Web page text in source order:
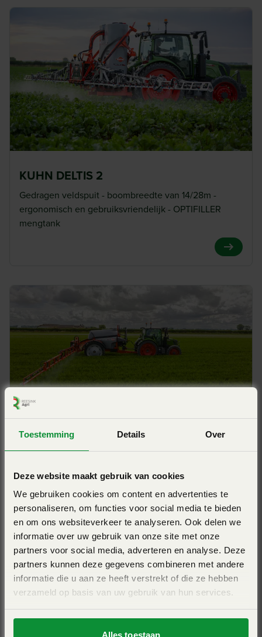
Toestemming Details Over
Deze website maakt gebruik van cookies
We gebruiken cookies om content en advertenties te
personaliseren, om functies voor social media te bieden
en om ons websiteverkeer te analyseren. Ook delen we
informatie over uw gebruik van onze site met onze
partners voor social media, adverteren en analyse. Deze
partners kunnen deze gegevens combineren met andere
informatie die u aan ze heeft verstrekt of die ze hebben
verzameld op basis van uw gebruik van hun services.
Alles toestaan
KUHN DELTIS 2
Gedragen veldspuit - boombreedte van 14/28m -
ergonomisch en gebruiksvriendelijk - OPTIFILLER
mengtank
View
KUHN LEXIS
Getrokken veldspuit - instapniveau - spuitboom 18-